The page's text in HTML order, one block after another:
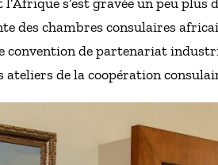
des chambres consulaires
convention de partenariat
ateliers de la coopération